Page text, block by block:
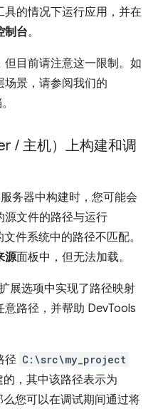
的情况下运行应用，并在
制台。
目前请注意这一限制。如
景，请参阅我们的
/ 主机）上构建和调
务器中构建时，您可能会
源文件的路径与运行
件系统中的路径不匹配。
源面板中，但无法加载。
展选项中实现了路径映射
路径，并帮助 DevTools
径 C:\src\my_project
，其中该路径表示为
么您可以在调试期间通过将